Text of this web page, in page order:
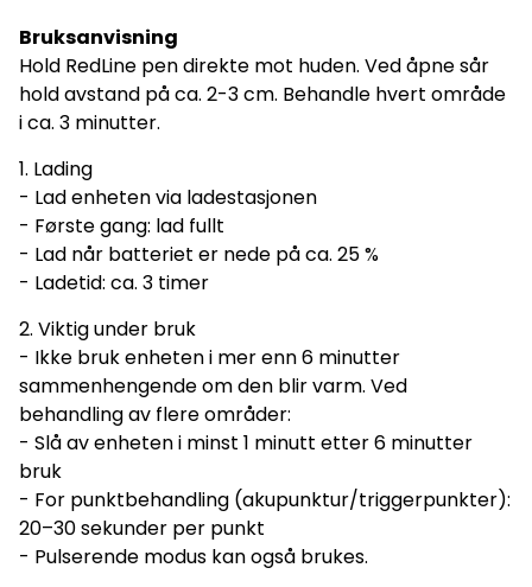
Bruksanvisning
Hold RedLine pen direkte mot huden. Ved åpne sår
hold avstand på ca. 2-3 cm. Behandle hvert område
i ca. 3 minutter.
1. Lading
- Lad enheten via ladestasjonen
- Første gang: lad fullt
- Lad når batteriet er nede på ca. 25 %
- Ladetid: ca. 3 timer
2. Viktig under bruk
- Ikke bruk enheten i mer enn 6 minutter
sammenhengende om den blir varm. Ved
behandling av flere områder:
- Slå av enheten i minst 1 minutt etter 6 minutter
bruk
- For punktbehandling (akupunktur/triggerpunkter):
20–30 sekunder per punkt
- Pulserende modus kan også brukes.